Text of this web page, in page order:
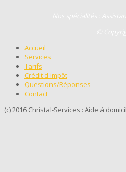
Nos spécialités :
©
Accueil
Services
Tarifs
Crédit d'impôt
Questions/Réponses
Contact
(c) 2016 Christal-Services : Aide à